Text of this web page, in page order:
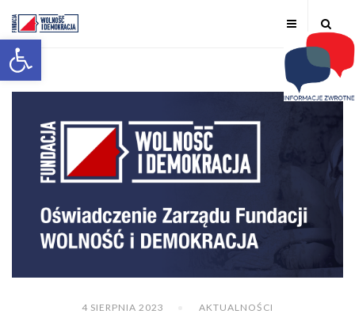
Otwórz pasek narzędzi
4 SIERPNIA 2023 AKTUALNOŚCI